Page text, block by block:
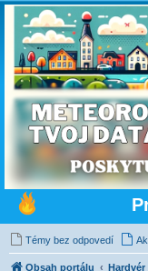
Témy bez odpovedí
Obsah portálu Hardvér